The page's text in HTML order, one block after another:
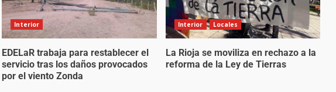
Interior
EDELaR trabaja para restablecer el
servicio tras los daños provocados
por el viento Zonda
Interior Locales
La Rioja se moviliza en rechazo a la
reforma de la Ley de Tierras